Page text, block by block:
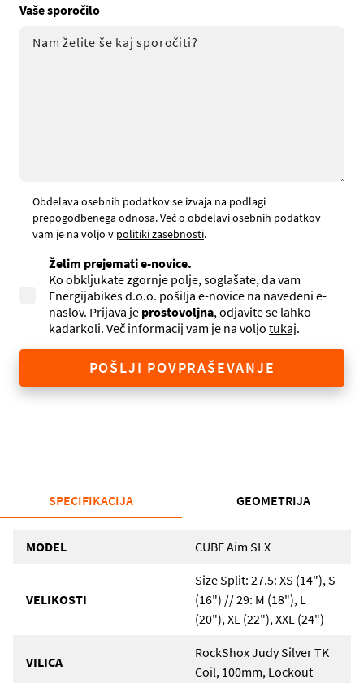
Vaše sporočilo
Obdelava osebnih podatkov se izvaja na podlagi
prepogodbenega odnosa. Več o obdelavi osebnih podatkov
vam je na voljo v politiki zasebnosti.
Želim prejemati e-novice.
Ko obkljukate zgornje polje, soglašate, da vam
Energijabikes d.o.o. pošilja e-novice na navedeni e-
naslov. Prijava je prostovoljna, odjavite se lahko
kadarkoli. Več informacij vam je na voljo tukaj.
POŠLJI POVPRAŠEVANJE
SPECIFIKACIJA GEOMETRIJA
MODEL CUBE Aim SLX
VELIKOSTI
Size Split: 27.5: XS (14"), S
(16") // 29: M (18"), L
(20"), XL (22"), XXL (24")
VILICA
RockShox Judy Silver TK
Coil, 100mm, Lockout